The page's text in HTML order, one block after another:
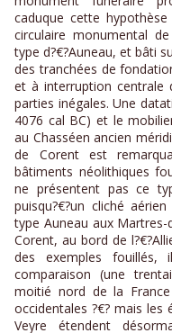
caduque cette
circulaire monumental
type d?€?Auneau, et bâti
des tranchées de
et à interruption centrale
parties inégales. Une
4076 cal BC) et le
au Chasséen ancien
de Corent est
bâtiments néolithiques
ne présentent pas ce
puisqu?€?un cliché
type Auneau aux
Corent, au bord de
des exemples
comparaison (une
moitié nord de la
occidentales ?€? mais
Veyre étendent